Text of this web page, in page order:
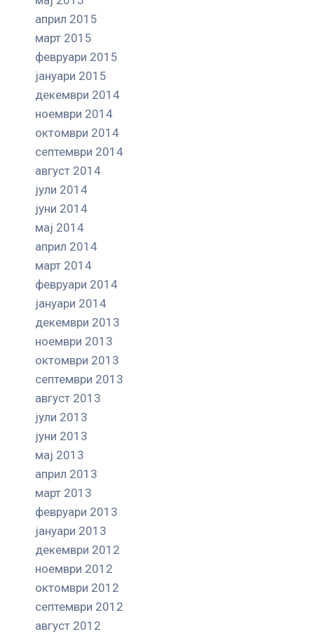
април 2015
март 2015
февруари 2015
јануари 2015
декември 2014
ноември 2014
октомври 2014
септември 2014
август 2014
јули 2014
јуни 2014
мај 2014
април 2014
март 2014
февруари 2014
јануари 2014
декември 2013
ноември 2013
октомври 2013
септември 2013
август 2013
јули 2013
јуни 2013
мај 2013
април 2013
март 2013
февруари 2013
јануари 2013
декември 2012
ноември 2012
октомври 2012
септември 2012
август 2012